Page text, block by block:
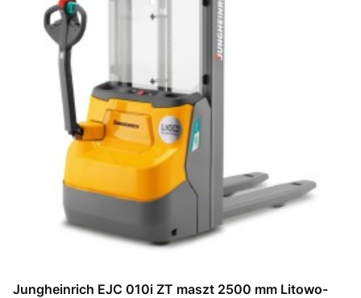
Jungheinrich EJC 010i ZT maszt 2500 mm Litowo-